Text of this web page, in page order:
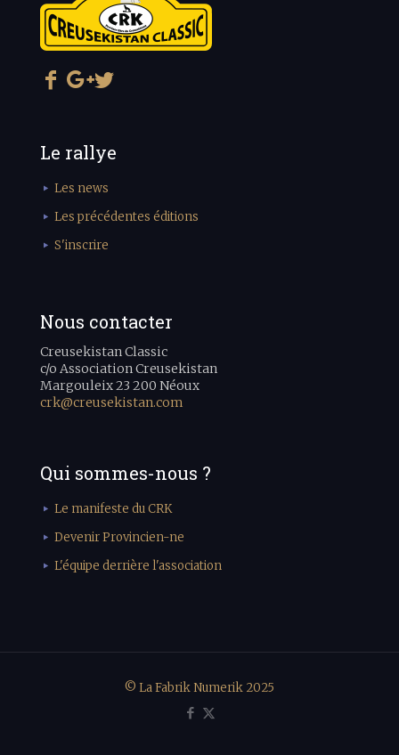
Le rallye
Les news
Les précédentes éditions
S'inscrire
Nous contacter
Creusekistan Classic
c/o Association Creusekistan
Margouleix 23 200 Néoux
crk@creusekistan.com
Qui sommes-nous ?
Le manifeste du CRK
Devenir Provincien-ne
L'équipe derrière l'association
© La Fabrik Numerik 2025